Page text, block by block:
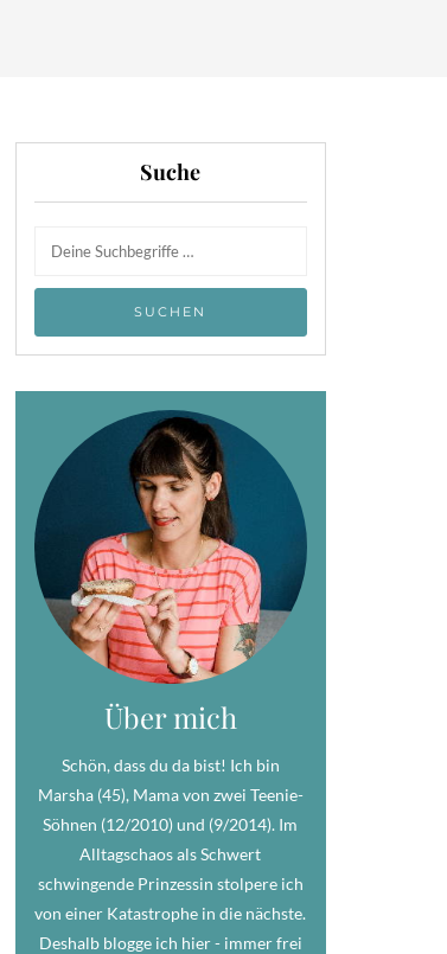
Suche
Über mich
Schön, dass du da bist! Ich bin
Marsha (45), Mama von zwei Teenie-
Söhnen (12/2010) und (9/2014). Im
Alltagschaos als Schwert
schwingende Prinzessin stolpere ich
von einer Katastrophe in die nächste.
Deshalb blogge ich hier - immer frei